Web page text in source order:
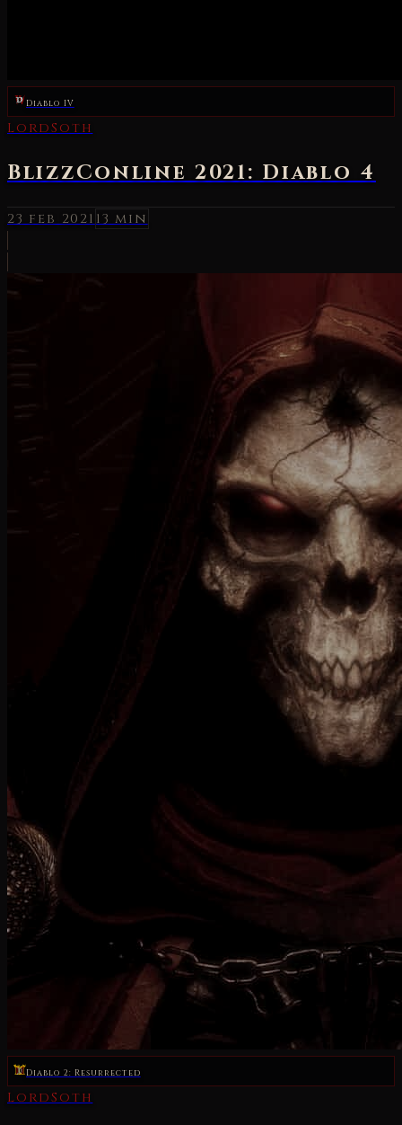
Diablo IV
LordSoth
BlizzConline 2021: Diablo 4
23 feb 2021 13 min
Diablo 2: Resurrected
LordSoth